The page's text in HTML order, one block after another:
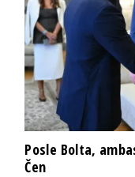
Posle Bolta,
Čen